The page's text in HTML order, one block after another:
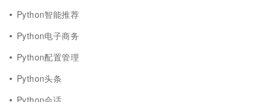
Python智能推荐
Python电子商务
Python配置管理
Python头条
Python会话